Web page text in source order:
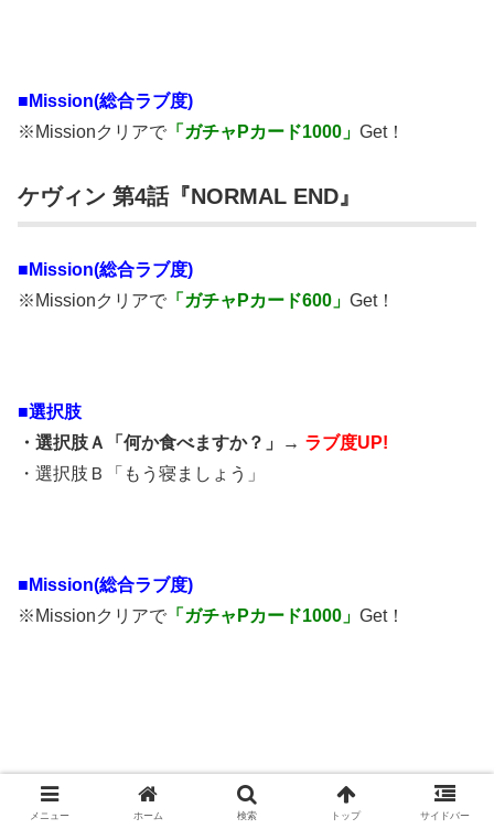
■Mission(総合ラブ度)
※Missionクリアで 「ガチャPカード1000」 Get！
ケヴィン 第4話『NORMAL END』
■Mission(総合ラブ度)
※Missionクリアで 「ガチャPカード600」 Get！
■選択肢
・選択肢Ａ「何か食べますか？」→ ラブ度UP!
・選択肢Ｂ「もう寝ましょう」
■Mission(総合ラブ度)
※Missionクリアで 「ガチャPカード1000」 Get！
メニュー ホーム 検索 トップ サイドバー